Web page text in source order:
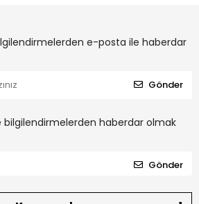
e-posta ile haberdar
Gönder
bilgilendirmelerden haberdar olmak
Gönder